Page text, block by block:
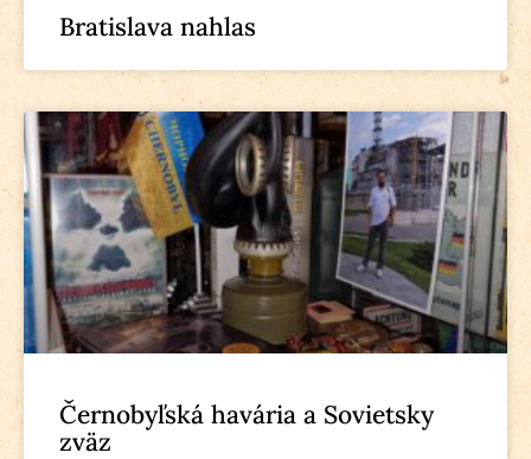
Bratislava nahlas
Černobyľská havária a Sovietsky
zväz